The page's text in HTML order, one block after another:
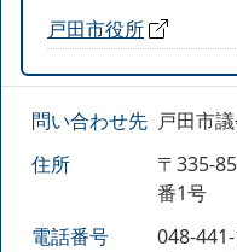
戸田市役所
問い合わせ先 戸田市
住所
〒335-
番1号
電話番号
048-